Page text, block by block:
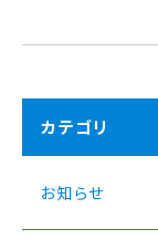
カテゴリ
お知らせ